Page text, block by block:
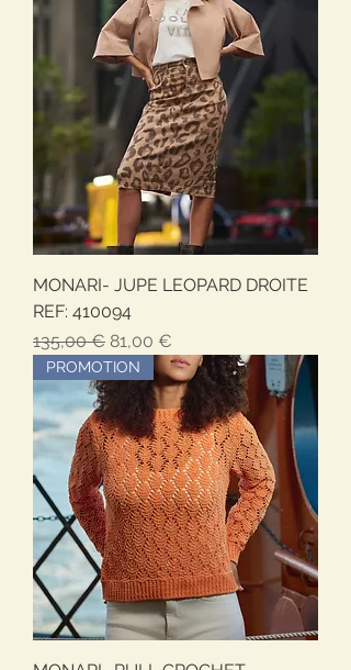
MONARI- JUPE LEOPARD DROITE
REF: 410094
Prezzo regolare
135,00 € Prezzo scontato
81,00 €
PROMOTION